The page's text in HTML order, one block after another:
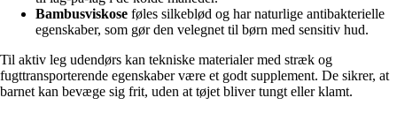
Bambusviskose føles silkeblød og har naturlige antibakterielle
egenskaber, som gør den velegnet til børn med sensitiv hud.
Til aktiv leg udendørs kan tekniske materialer med stræk og
fugttransporterende egenskaber være et godt supplement. De sikrer, at
barnet kan bevæge sig frit, uden at tøjet bliver tungt eller klamt.